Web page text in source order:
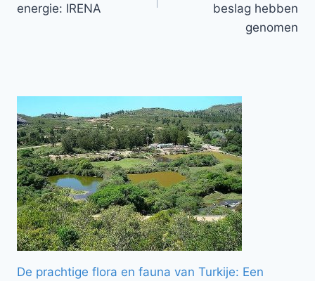
energie: IRENA
beslag hebben
genomen
De prachtige flora en fauna van Turkije: Een